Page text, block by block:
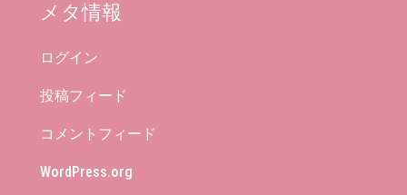
メタ情報
ログイン
投稿フィード
コメントフィード
WordPress.org